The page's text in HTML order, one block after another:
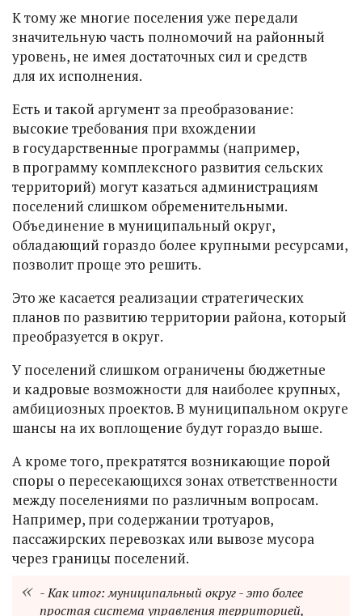
К тому же многие поселения уже передали
значительную часть полномочий на районный
уровень, не имея достаточных сил и средств
для их исполнения.
Есть и такой аргумент за преобразование:
высокие требования при вхождении
в государственные программы (например,
в программу комплексного развития сельских
территорий) могут казаться администрациям
поселений слишком обременительными.
Объединение в муниципальный округ,
обладающий гораздо более крупными ресурсами,
позволит проще это решить.
Это же касается реализации стратегических
планов по развитию территории района, который
преобразуется в округ.
У поселений слишком ограничены бюджетные
и кадровые возможности для наиболее крупных,
амбициозных проектов. В муниципальном округе
шансы на их воплощение будут гораздо выше.
А кроме того, прекратятся возникающие порой
споры о пересекающихся зонах ответственности
между поселениями по различным вопросам.
Например, при содержании тротуаров,
пассажирских перевозках или вывозе мусора
через границы поселений.
- Как итог: муниципальный округ - это более
простая система управления территорией,